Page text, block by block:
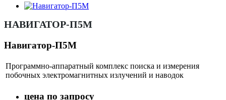
НАВИГАТОР-П5М
Навигатор-П5М
Программно-аппаратный комплекс поиска и измерения
побочных электромагнитных излучений и наводок
цена по запросу